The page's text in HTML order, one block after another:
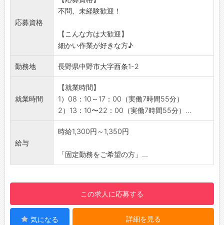
ジオの講師）
化粧品専門店）
・パートリーダー（飲食店・販売・青果卸売）
子ども会会⾧、保護者会⾧経験者など）
徐々に覚えていただくので、未経験の方でも安
プラスチック製品を製造する工場での組立作業
をお願いします♪
シンプルな作業のお仕事で、ワクワクする毎日
を送りましょう＾＾
・手のひらサイズのプラスチック製品に、小さ
な金属片をピンセット等で組み込んで完成させ
ます
・完成した製品を箱詰め・袋詰めします
※扱う製品は小型部品がメインです
ます
モクモクと集中して取り組める環境です
【アピールポイント】
プラスチック製品なので軽量で扱いやすい
応募資格
不問、未経験歓迎！
【こんな方は大歓迎】
細かい作業が好きな方♪
勤務地 長野県中野市大字西条1-2
就業時間
【就業時間】
1）08：10～17：00（実働7時間55分）
2）13：10〜22：00（実働7時間55分）...
給与
時給1,300円～1,350円
「固定勤務をご希望の方」...
この求人に応募する
気になる 詳細を見る